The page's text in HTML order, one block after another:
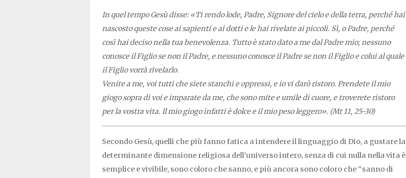
In quel tempo Gesù disse: «Ti rendo lode, Padre, Signore del cielo e della terra, perché hai
nascosto queste cose ai sapienti e ai dotti e le hai rivelate ai piccoli. Sì, o Padre, perché
così hai deciso nella tua benevolenza. Tutto è stato dato a me dal Padre mio; nessuno
conosce il Figlio se non il Padre, e nessuno conosce il Padre se non il Figlio e colui al quale
il Figlio vorrà rivelarlo.
Venite a me, voi tutti che siete stanchi e oppressi, e io vi darò ristoro. Prendete il mio
giogo sopra di voi e imparate da me, che sono mite e umile di cuore, e troverete ristoro
per la vostra vita. Il mio giogo infatti è dolce e il mio peso leggero». (Mt 11, 25-30)
Secondo Gesù, quelli che più fanno fatica a intendere il linguaggio di Dio, a gustare la
determinante dimensione religiosa dell’universo intero, senza di cui nulla nella vita è
semplice e vivibile, sono coloro che sanno, e più ancora sono coloro che “sanno di